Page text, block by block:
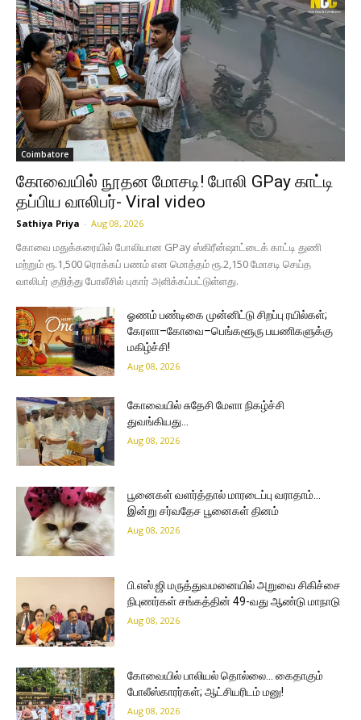
Coimbatore
கோவையில் நூதன மோசடி! போலி GPay காட்டி
தப்பிய வாலிபர்- Viral video
Sathiya Priya - Aug 08, 2026
கோவை மதுக்கரையில் போலியான GPay ஸ்கிரீன்ஷாட்டைக் காட்டி துணி
மற்றும் ரூ.1,500 ரொக்கப் பணம் என மொத்தம் ரூ.2,150 மோசடி செய்த
வாலிபர் குறித்து போலீசில் புகார் அளிக்கப்பட்டுள்ளது.
ஓணம் பண்டிகை முன்னிட்டு சிறப்பு ரயில்கள்;
கேரளா–கோவை–பெங்களூரு பயணிகளுக்கு
மகிழ்ச்சி!
Aug 08, 2026
கோவையில் சுதேசி மேளா நிகழ்ச்சி
துவங்கியது…
Aug 08, 2026
பூனைகள் வளர்த்தால் மாரடைப்பு வராதாம்…
இன்று சர்வதேச பூனைகள் தினம்
Aug 08, 2026
பி.எஸ்.ஜி மருத்துவமனையில் அறுவை சிகிச்சை
நிபுணர்கள் சங்கத்தின் 49-வது ஆண்டு மாநாடு
Aug 08, 2026
கோவையில் பாலியல் தொல்லை… கைதாகும்
போலீஸ்காரர்கள்; ஆட்சியரிடம் மனு!
Aug 08, 2026